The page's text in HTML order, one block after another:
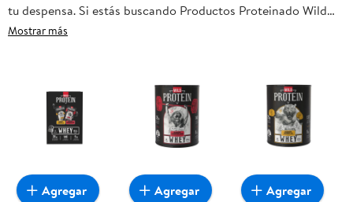
tu despensa. Si estás buscando Productos Proteinado Wild
Protein Pro, frutas frescas, carnes, pan o productos para el
esta oportunidad sea realmente conveniente para ti y tu
Mostrar más
Agregar Agregar Agregar